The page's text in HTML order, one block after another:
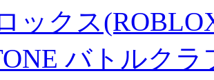
ックス
バトルク